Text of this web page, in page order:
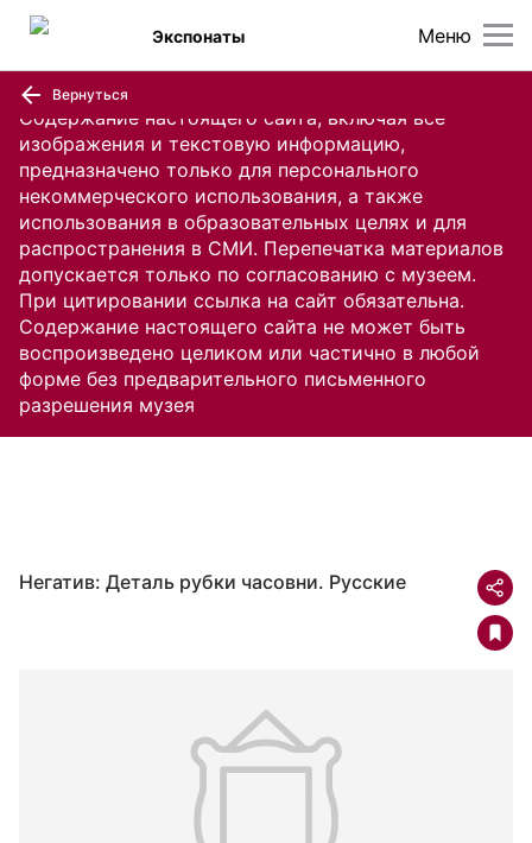
Содержание настоящего сайта, включая все
изображения и текстовую информацию,
предназначено только для персонального
некоммерческого использования, а также
использования в образовательных целях и для
распространения в СМИ. Перепечатка материалов
допускается только по согласованию с музеем.
При цитировании ссылка на сайт обязательна.
Содержание настоящего сайта не может быть
воспроизведено целиком или частично в любой
форме без предварительного письменного
разрешения музея
Меню
Экспонаты
Вернуться
Негатив: Деталь рубки часовни. Русские